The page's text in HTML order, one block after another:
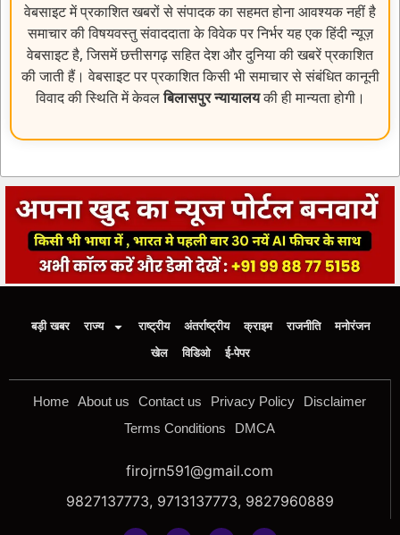
वेबसाइट में प्रकाशित खबरों से संपादक का सहमत होना आवश्यक नहीं है
समाचार की विषयवस्तु संवाददाता के विवेक पर निर्भर यह एक हिंदी न्यूज़
वेबसाइट है, जिसमें छत्तीसगढ़ सहित देश और दुनिया की खबरें प्रकाशित
की जाती हैं। वेबसाइट पर प्रकाशित किसी भी समाचार से संबंधित कानूनी
विवाद की स्थिति में केवलबिलासपुर न्यायालयकी ही मान्यता होगी।
बड़ी खबर राज्य राष्ट्रीय अंतर्राष्ट्रीय क्राइम राजनीति
मनोरंजन
खेल
विडिओ ई-पेपर
Home About us Contact us Privacy Policy
Disclaimer
Terms Conditions
DMCA
firojrn591@gmail.com
9827137773, 9713137773, 9827960889